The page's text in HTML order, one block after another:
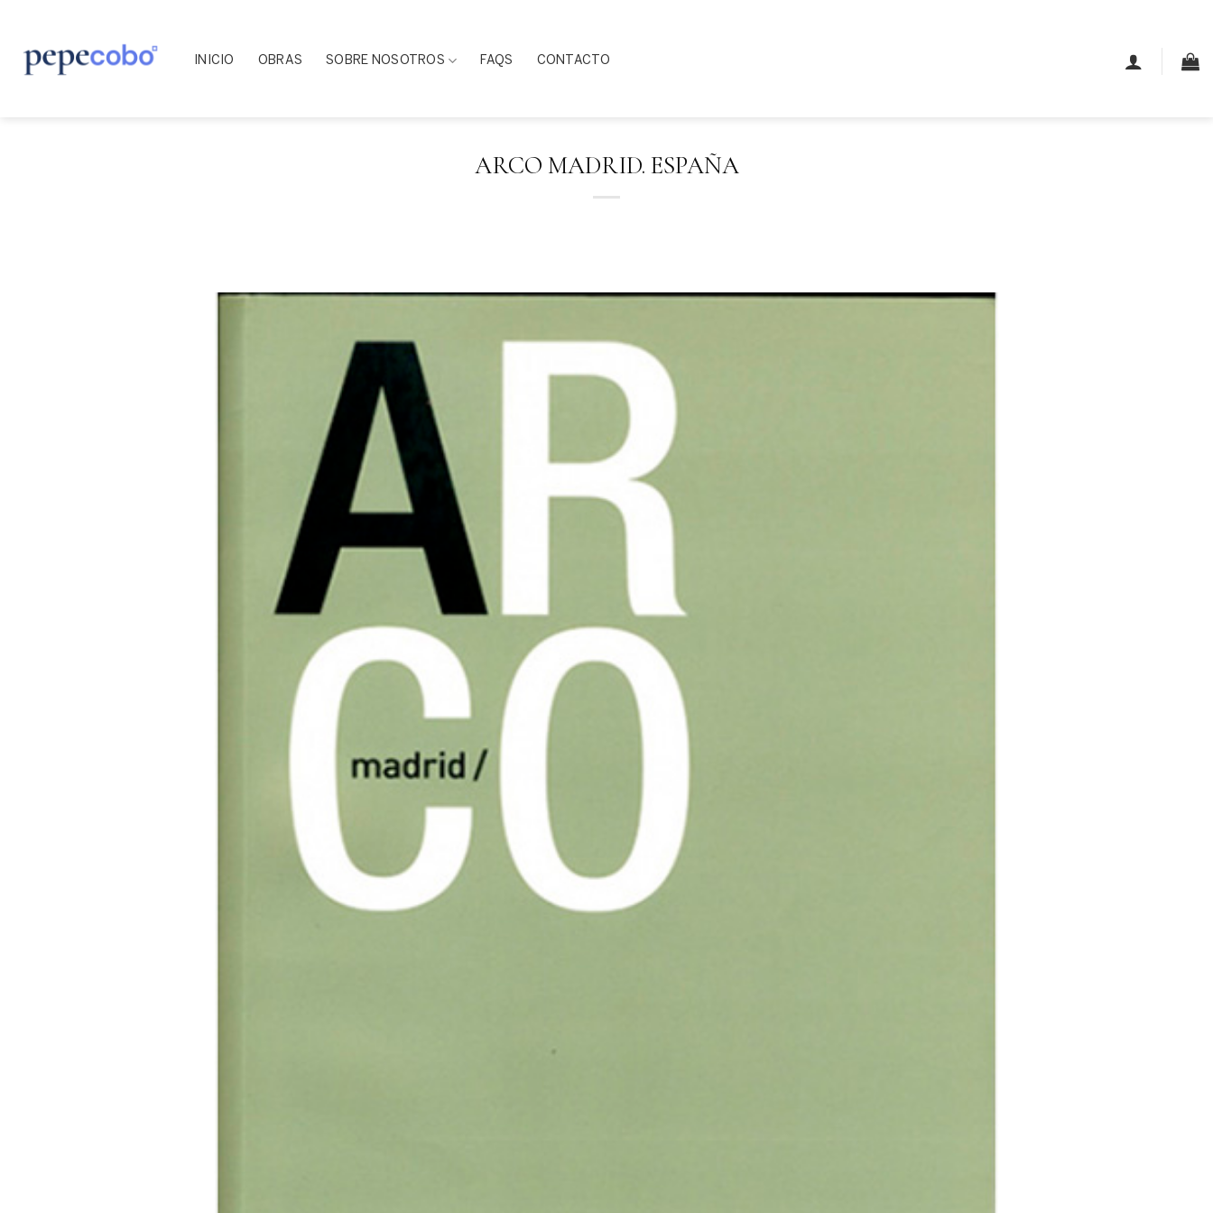
content
INICIO OBRAS SOBRE NOSOTROS FAQS CONTACTO
ARCO MADRID. ESPAÑA